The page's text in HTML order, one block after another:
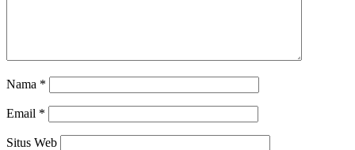
Nama *
Email *
Situs Web